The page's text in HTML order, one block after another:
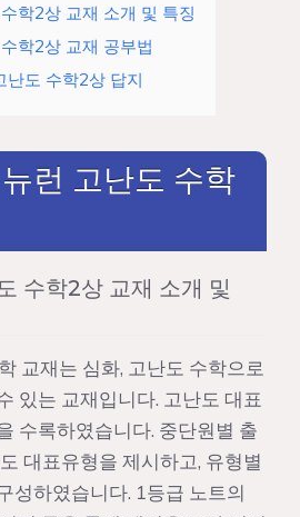
학2상 교재 소개 및 특징
학2상 교재 공부법
도 수학2상 답지
런 고난도 수학
수학2상 교재 소개 및
교재는 심화, 고난도 수학으로
있는 교재입니다. 고난도 대표
수록하였습니다. 중단원별 출
대표유형을 제시하고, 유형별
성하였습니다. 1등급 노트의